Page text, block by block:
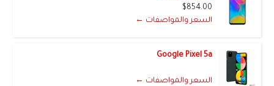
$854.00
السعر والمواصفات ←
Google Pixel 5a
السعر والمواصفات ←